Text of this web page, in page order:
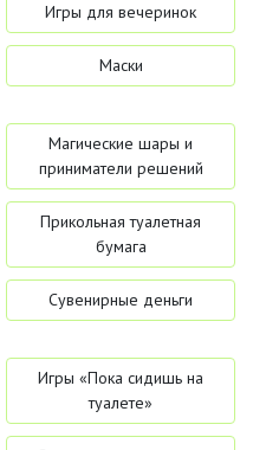
Игры для вечеринок
Маски
Магические шары и
приниматели решений
Прикольная туалетная
бумага
Сувенирные деньги
Игры «Пока сидишь на
туалете»